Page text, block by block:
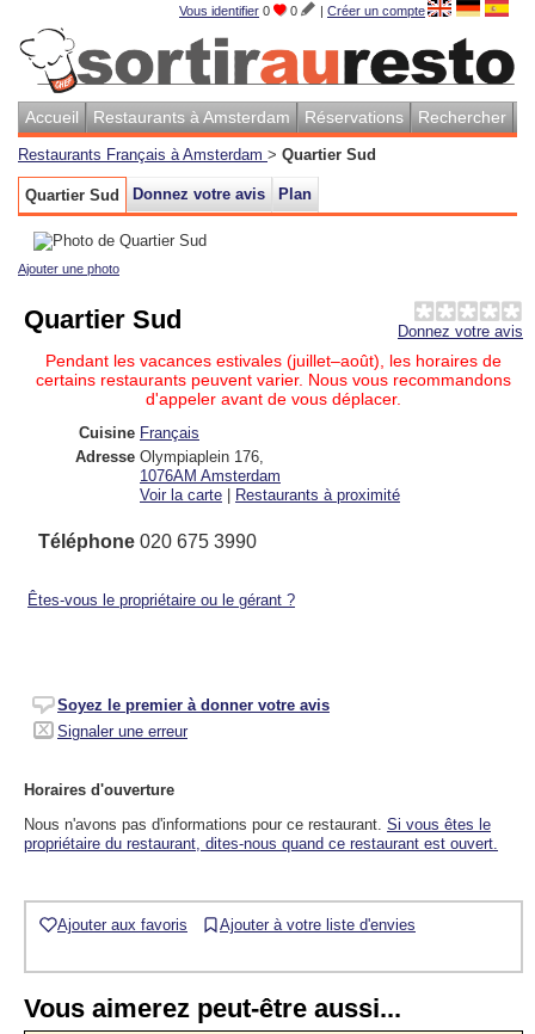
Vous identifier 0 0 | Créer un compte
Accueil Restaurants à Amsterdam Réservations Rechercher
Restaurants Français à Amsterdam > Quartier Sud
Quartier Sud Donnez votre avis Plan
Ajouter une photo
Donnez votre avis
Quartier Sud
Pendant les vacances estivales (juillet–août), les horaires de
certains restaurants peuvent varier. Nous vous recommandons
d'appeler avant de vous déplacer.
Cuisine Français
Adresse Olympiaplein 176
1076AM Amsterdam
Voir la carte
Restaurants à proximité
Téléphone 020 675 3990
Êtes-vous le propriétaire ou le gérant ?
Soyez le premier à donner votre avis
Signaler une erreur
Horaires d'ouverture
Nous n'avons pas d'informations pour ce restaurant. Si vous êtes le
propriétaire du restaurant, dites-nous quand ce restaurant est ouvert.
Ajouter aux favoris Ajouter à votre liste d'envies
Vous aimerez peut-être aussi...